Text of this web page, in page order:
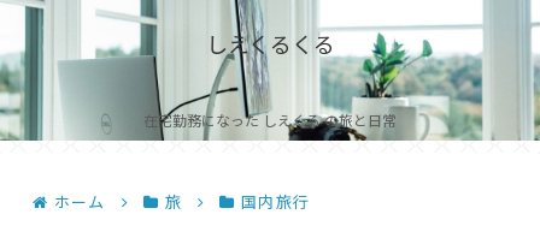
しえくるくる
在宅勤務になった しえくる の旅と日常
ホーム 旅 国内旅行